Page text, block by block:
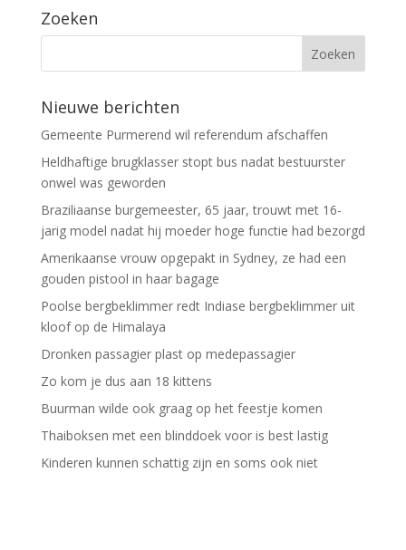
Zoeken
Nieuwe berichten
Gemeente Purmerend wil referendum afschaffen
Heldhaftige brugklasser stopt bus nadat bestuurster
onwel was geworden
Braziliaanse burgemeester, 65 jaar, trouwt met 16-
jarig model nadat hij moeder hoge functie had bezorgd
Amerikaanse vrouw opgepakt in Sydney, ze had een
gouden pistool in haar bagage
Poolse bergbeklimmer redt Indiase bergbeklimmer uit
kloof op de Himalaya
Dronken passagier plast op medepassagier
Zo kom je dus aan 18 kittens
Buurman wilde ook graag op het feestje komen
Thaiboksen met een blinddoek voor is best lastig
Kinderen kunnen schattig zijn en soms ook niet